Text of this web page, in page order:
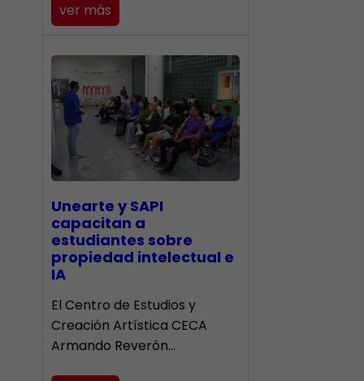
ver más
Unearte y SAPI
capacitan a
estudiantes sobre
propiedad intelectual e
IA
El Centro de Estudios y
Creación Artística CECA
Armando Reverón…